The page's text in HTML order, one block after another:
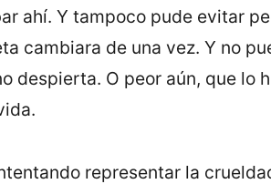
ahí. Y tampoco pude evitar
cambiara de una vez. Y no
despierta. O peor aún, que lo
representar la